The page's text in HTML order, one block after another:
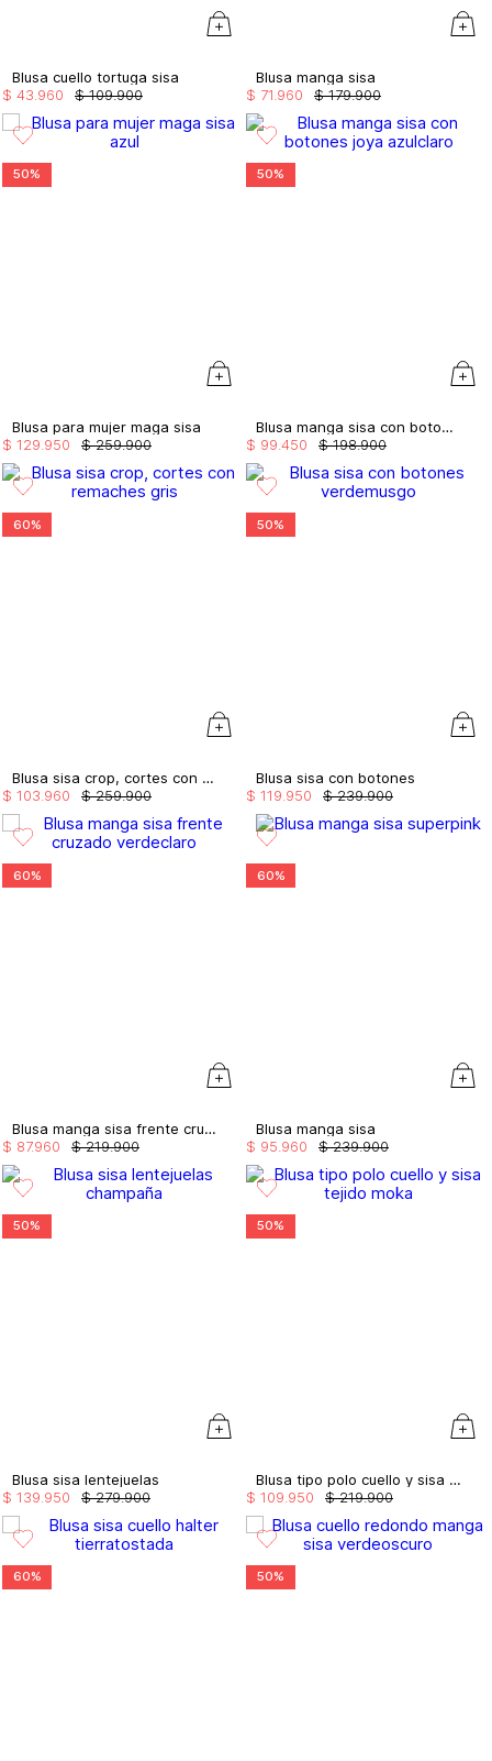
Blusa cuello tortuga sisa
$ 109.900
$ 43 960
Blusa manga sisa
$ 179.900
$ 71 960
50%
Blusa para mujer maga sisa
$ 259.900
$ 129.950
50%
Blusa manga sisa con botones joya
$ 198.900
$ 99.450
60%
Blusa sisa crop, cortes con remaches
$ 259.900
$ 103 960
50%
Blusa sisa con botones
$ 239.900
$ 119 950
60%
Blusa manga sisa frente cruzado
$ 219.900
$ 87.960
60%
Blusa manga sisa
$ 239.900
$ 95 960
50%
Blusa sisa lentejuelas
$ 279.900
$ 139 950
50%
Blusa tipo polo cuello y sisa tejido
$ 219.900
$ 109 950
60% 50%